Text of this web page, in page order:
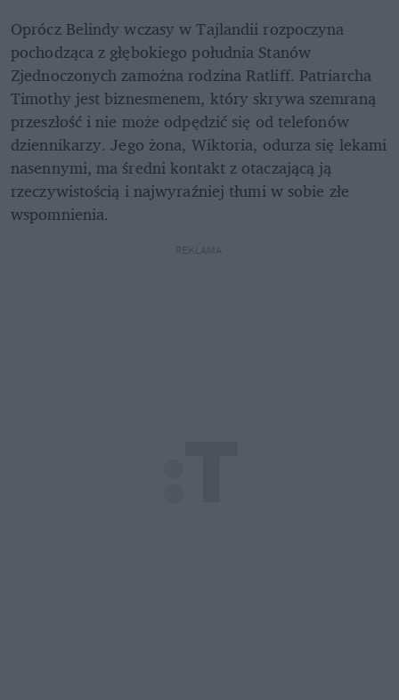
Oprócz Belindy wczasy w Tajlandii rozpoczyna
pochodząca z głębokiego południa Stanów
Zjednoczonych zamożna rodzina Ratliff. Patriarcha
Timothy jest biznesmenem, który skrywa szemraną
przeszłość i nie może odpędzić się od telefonów
dziennikarzy. Jego żona, Wiktoria, odurza się lekami
nasennymi, ma średni kontakt z otaczającą ją
rzeczywistością i najwyraźniej tłumi w sobie złe
wspomnienia.
REKLAMA